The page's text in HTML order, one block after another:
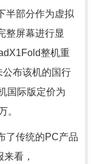
半部分作为虚拟
整屏幕进行显
整机重
布该机的国行
国际版定价为
。
了传统的PC产品
看，